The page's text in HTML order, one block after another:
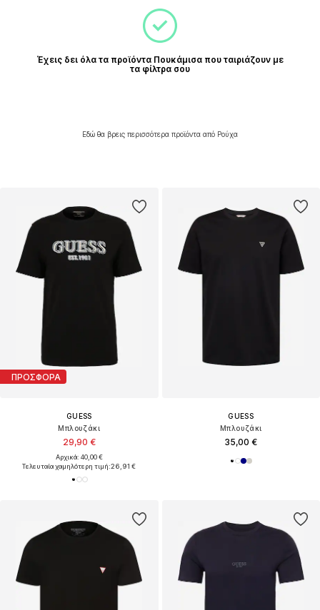
Έχεις δει όλα τα προϊόντα Πουκάμισα που ταιριάζουν με
τα φίλτρα σου
Εδώ θα βρεις περισσότερα προϊόντα από Ρούχα
ΠΡΟΣΦΟΡΑ
GUESS
Μπλουζάκι
29,90 €
Αρχικά: 40,00 €
Τελευταία χαμηλότερη τιμή:26,91 €
GUESS
Μπλουζάκι
35,00 €